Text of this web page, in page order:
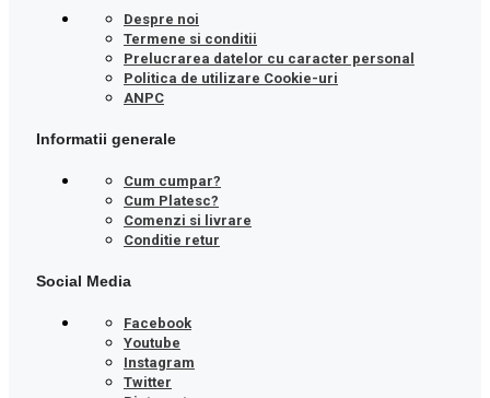
Despre noi
Termene si conditii
Prelucrarea datelor cu caracter personal
Politica de utilizare Cookie-uri
ANPC
Informatii generale
Cum cumpar?
Cum Platesc?
Comenzi si livrare
Conditie retur
Social Media
Facebook
Youtube
Instagram
Twitter